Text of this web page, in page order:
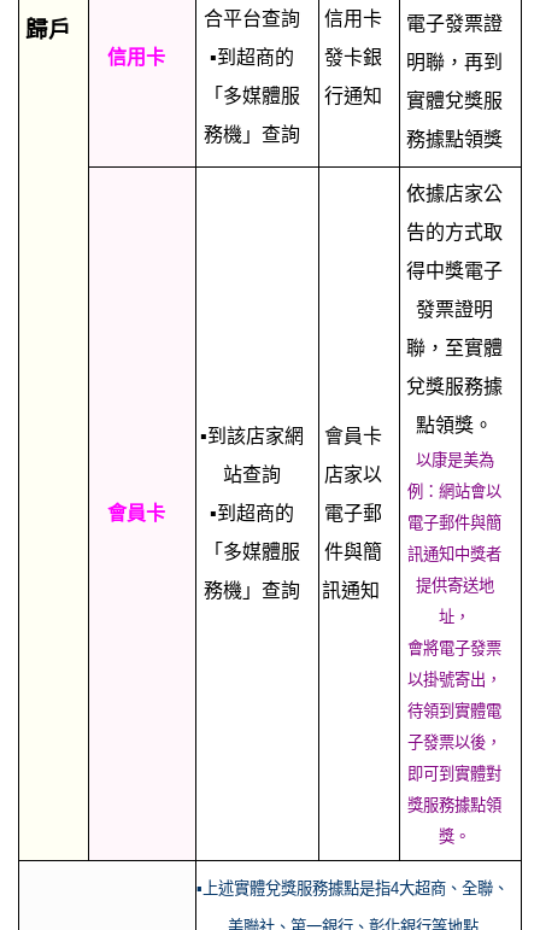
歸戶
電子發票證
明聯，再到
實體兌獎服
務據點領獎
信用卡
合平台查詢
▪到超商的
「多媒體服
務機」查詢
信用卡
發卡銀
行通知
會員卡
▪到該店家網
站查詢
▪到超商的
「多媒體服
務機」查詢
會員卡
店家以
電子郵
件與簡
訊通知
依據店家公
告的方式取
得中獎電子
發票證明
聯，至實體
兌獎服務據
點領獎。
以康是美為
例：網站會以
電子郵件與簡
訊通知中獎者
提供寄送地
址，
會將電子發票
以掛號寄出，
待領到實體電
子發票以後，
即可到實體對
獎服務據點領
獎。
▪上述實體兌獎服務據點是指4大超商、全聯、